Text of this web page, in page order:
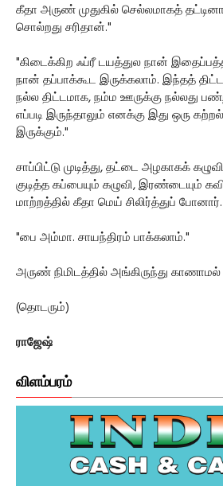
கீதா அருண் முதுகில் செல்லமாகத்
சொல்றது சரிதான்."
"கிடைக்கிற ஃப்ரீ டயத்துல நான்
நான் தப்பாக்கூட இருக்கலாம். இந்தத்
நல்ல திட்டமாக, நம்ம ஊருக்கு நல்லது
எப்படி இருந்தாலும் எனக்கு இது ஒரு
இருக்கும்."
சாப்பிட்டு முடித்து, தட்டை அழகாகக்
குடித்த கப்பையும் கழுவி, இரண்டையும்
மாற்றத்தில் கீதா மெய் சிலிர்த்துப் போனார்.
"பை அம்மா. சாயந்திரம் பாக்கலாம்."
அருண் நிமிடத்தில் அங்கிருந்து
(தொடரும்)
ராஜேஷ்
விளம்பரம்